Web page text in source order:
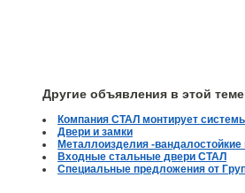
Другие объявления в этой теме
Компания СТАЛ монтирует
Двери и замки
Металлоизделия -
Входные стальные двери СТАЛ
Специальные предложения от